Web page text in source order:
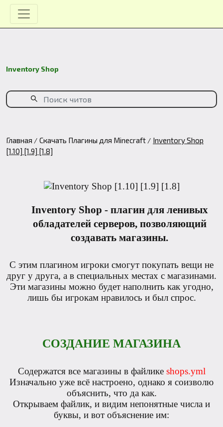
Inventory Shop
Главная Скачать Плагины для Minecraft
Inventory Shop
[1.10] [1.9] [1.8]
Inventory Shop - плагин для ленивых
обладателей серверов, позволяющий
создавать магазины.
С этим плагином игроки смогут покупать вещи не
друг у друга, а в специальных местах с магазинами.
Эти магазины можно будет наполнить как угодно,
лишь бы игрокам нравилось и был спрос.
СОЗДАНИЕ МАГАЗИНА
Содержатся все магазины в файлике shops.yml
Изначально уже всё настроено, однако я соизволю
объяснить, что да как.
Открываем файлик, и видим непонятные числа и
буквы, и вот объяснение им: